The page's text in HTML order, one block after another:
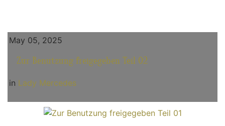
May 05, 2025
Zur Benutzung freigegeben Teil 02
in Lady Mercedes